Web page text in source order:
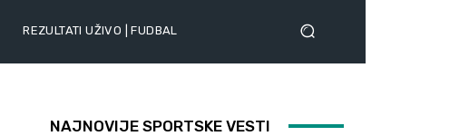
REZULTATI UŽIVO | FUDBAL
NAJNOVIJE SPORTSKE VESTI